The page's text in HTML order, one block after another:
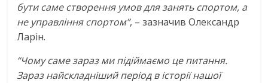
бути саме створення умов для занять спортом, а
не управління спортом”, – зазначив Олександр
Ларін.
“Чому саме зараз ми підіймаємо це питання.
Зараз найскладніший період в історії нашої